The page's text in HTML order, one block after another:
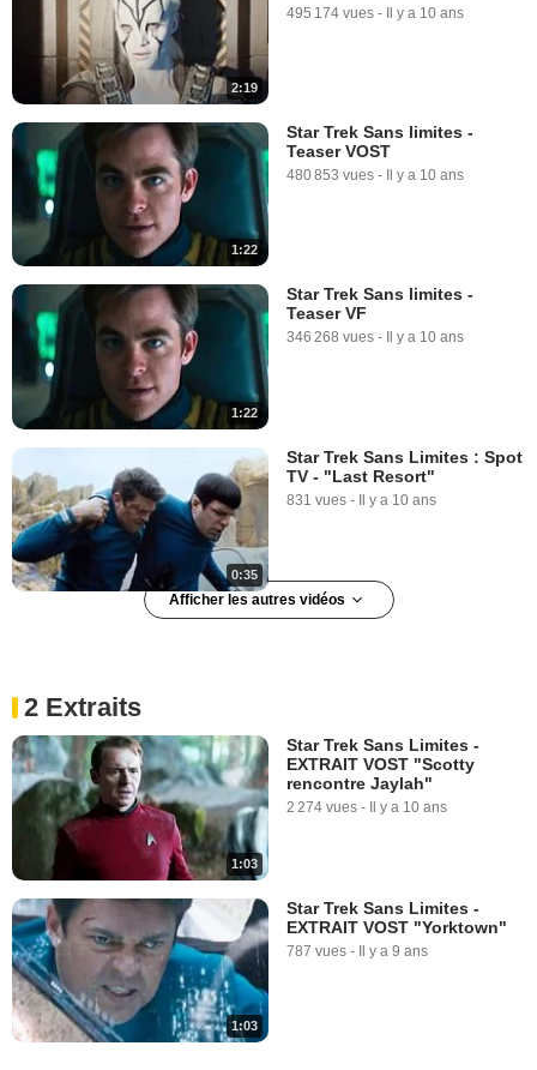
2:19
495 174 vues - Il y a 10 ans
1:22
Star Trek Sans limites -
Teaser VOST
480 853 vues - Il y a 10 ans
1:22
Star Trek Sans limites -
Teaser VF
346 268 vues - Il y a 10 ans
0:35
Star Trek Sans Limites : Spot
TV - "Last Resort"
831 vues - Il y a 10 ans
Afficher les autres vidéos
0:30
0:47
Star Trek Sans Limites : Spot
2 Extraits
1:03
Star Trek Sans Limites -
EXTRAIT VOST "Scotty
rencontre Jaylah"
2 274 vues - Il y a 10 ans
1:03
Star Trek Sans Limites -
EXTRAIT VOST "Yorktown"
787 vues - Il y a 9 ans